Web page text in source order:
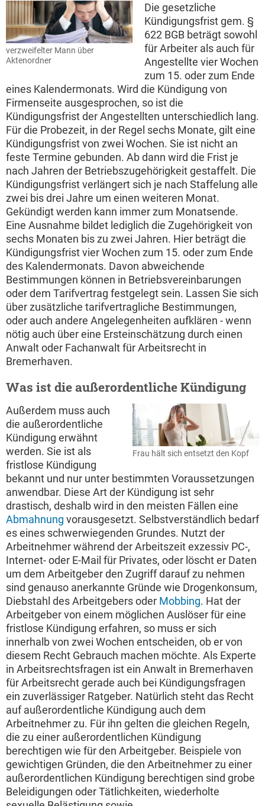
verzweifelter Mann über
Aktenordner
Die gesetzliche
Kündigungsfrist gem. §
622 BGB beträgt sowohl
für Arbeiter als auch für
Angestellte vier Wochen
zum 15. oder zum Ende
eines Kalendermonats. Wird die Kündigung von
Firmenseite ausgesprochen, so ist die
Kündigungsfrist der Angestellten unterschiedlich lang.
Für die Probezeit, in der Regel sechs Monate, gilt eine
Kündigungsfrist von zwei Wochen. Sie ist nicht an
feste Termine gebunden. Ab dann wird die Frist je
nach Jahren der Betriebszugehörigkeit gestaffelt. Die
Kündigungsfrist verlängert sich je nach Staffelung alle
zwei bis drei Jahre um einen weiteren Monat.
Gekündigt werden kann immer zum Monatsende.
Eine Ausnahme bildet lediglich die Zugehörigkeit von
sechs Monaten bis zu zwei Jahren. Hier beträgt die
Kündigungsfrist vier Wochen zum 15. oder zum Ende
des Kalendermonats. Davon abweichende
Bestimmungen können in Betriebsvereinbarungen
oder dem Tarifvertrag festgelegt sein. Lassen Sie sich
über zusätzliche tarifvertragliche Bestimmungen,
oder auch andere Angelegenheiten aufklären - wenn
nötig auch über eine Ersteinschätzung durch einen
Anwalt oder Fachanwalt für Arbeitsrecht in
Bremerhaven.
Was ist die außerordentliche Kündigung
Frau hält sich entsetzt den Kopf
Außerdem muss auch
die außerordentliche
Kündigung erwähnt
werden. Sie ist als
fristlose Kündigung
bekannt und nur unter bestimmten Voraussetzungen
anwendbar. Diese Art der Kündigung ist sehr
drastisch, deshalb wird in den meisten Fällen eine
Abmahnung vorausgesetzt. Selbstverständlich bedarf
es eines schwerwiegenden Grundes. Nutzt der
Arbeitnehmer während der Arbeitszeit exzessiv PC-,
Internet- oder E-Mail für Privates, oder löscht er Daten
um dem Arbeitgeber den Zugriff darauf zu nehmen
sind genauso anerkannte Gründe wie Drogenkonsum,
Diebstahl des Arbeitgebers oder Mobbing. Hat der
Arbeitgeber von einem möglichen Auslöser für eine
fristlose Kündigung erfahren, so muss er sich
innerhalb von zwei Wochen entscheiden, ob er von
diesem Recht Gebrauch machen möchte. Als Experte
in Arbeitsrechtsfragen ist ein Anwalt in Bremerhaven
für Arbeitsrecht gerade auch bei Kündigungsfragen
ein zuverlässiger Ratgeber. Natürlich steht das Recht
auf außerordentliche Kündigung auch dem
Arbeitnehmer zu. Für ihn gelten die gleichen Regeln,
die zu einer außerordentlichen Kündigung
berechtigen wie für den Arbeitgeber. Beispiele von
gewichtigen Gründen, die den Arbeitnehmer zu einer
außerordentlichen Kündigung berechtigen sind grobe
Beleidigungen oder Tätlichkeiten, wiederholte